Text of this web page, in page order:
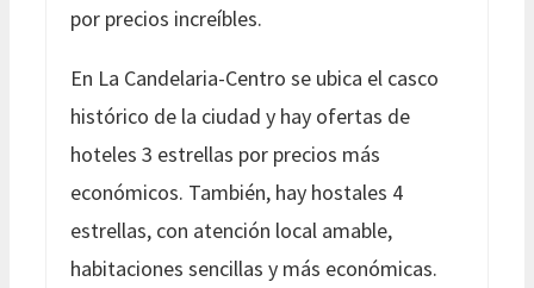
por precios increíbles.
En La Candelaria-Centro se ubica el casco
histórico de la ciudad y hay ofertas de
hoteles 3 estrellas por precios más
económicos. También, hay hostales 4
estrellas, con atención local amable,
habitaciones sencillas y más económicas.